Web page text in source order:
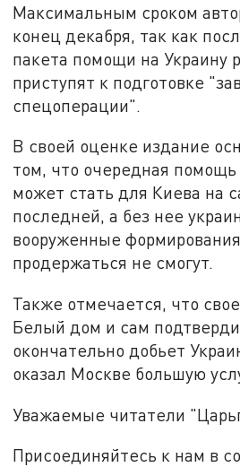
Максимальным сроком
конец декабря, так как
пакета помощи на Украину
приступят к подготовке
спецоперации".
В своей оценке издание
том, что очередная
может стать для Киева на
последней, а без нее
вооруженные
продержаться не смогут.
Также отмечается, что
Белый дом и сам
окончательно добьет
оказал Москве большую
Уважаемые читатели
Присоединяйтесь к нам в